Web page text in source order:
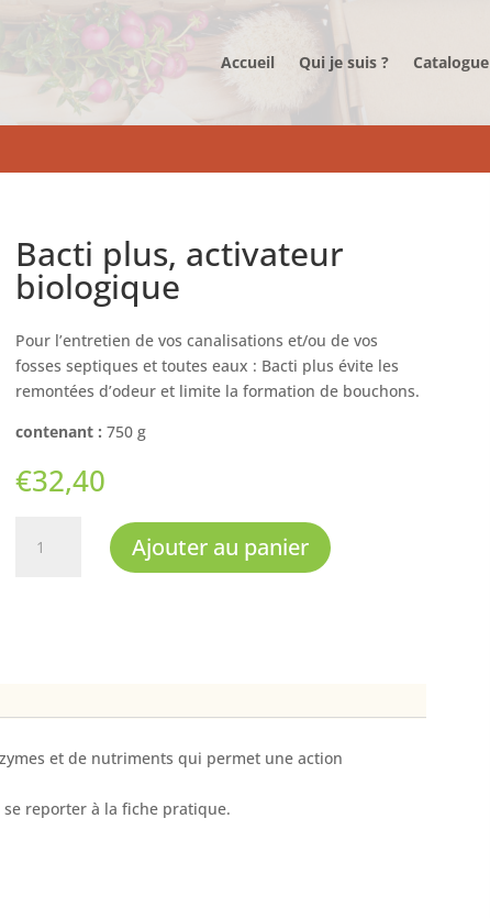
Accueil Qui je suis ? Catalogue
Bacti plus, activateur
biologique
Pour l’entretien de vos canalisations et/ou de vos
fosses septiques et toutes eaux : Bacti plus évite les
remontées d’odeur et limite la formation de bouchons.
contenant : 750 g
€32,40
Ajouter au panier
et de nutriments qui permet une action
se reporter à la fiche pratique.